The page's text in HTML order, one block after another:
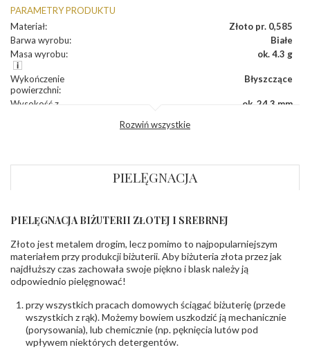
PARAMETRY PRODUKTU
Materiał:
Złoto pr. 0,585
Barwa wyrobu:
Białe
Masa wyrobu: ok. 4.3 g
Wykończenie
powierzchni:
Błyszczące
Wysokość z
ok. 24,3 mm
Producent
WĘC-Twój Jubiler S.C. Artur Węc, Małgorzata
Bezpieczeństwo
ostrzeżenia:
Nie nadaje się dla dzieci w wieku poniżej 3 lat
zawierają nikiel
Rozwiń wszystkie
PIELĘGNACJA
PIELĘGNACJA BIŻUTERII ZŁOTEJ I SREBRNEJ
Złoto jest metalem drogim, lecz pomimo to najpopularniejszym
materiałem przy produkcji biżuterii. Aby biżuteria złota przez jak
najdłuższy czas zachowała swoje piękno i blask należy ją
odpowiednio pielęgnować!
przy wszystkich pracach domowych ściągać biżuterię (przede
wszystkich z rąk). Możemy bowiem uszkodzić ją mechanicznie
(porysowania), lub chemicznie (np. pęknięcia lutów pod
wpływem niektórych detergentów.